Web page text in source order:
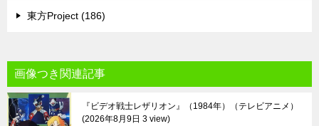
東方Project (186)
画像つき関連記事
『ビデオ戦士レザリオン』（1984年）（テレビアニメ）
2026年8月9日 3 view